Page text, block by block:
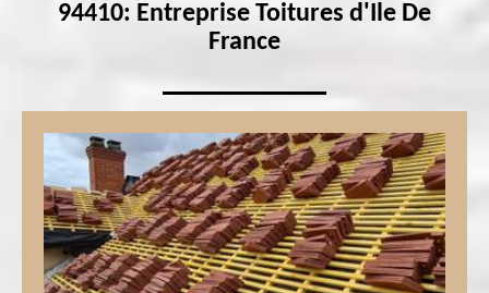
94410: Entreprise Toitures d'Ile De
France